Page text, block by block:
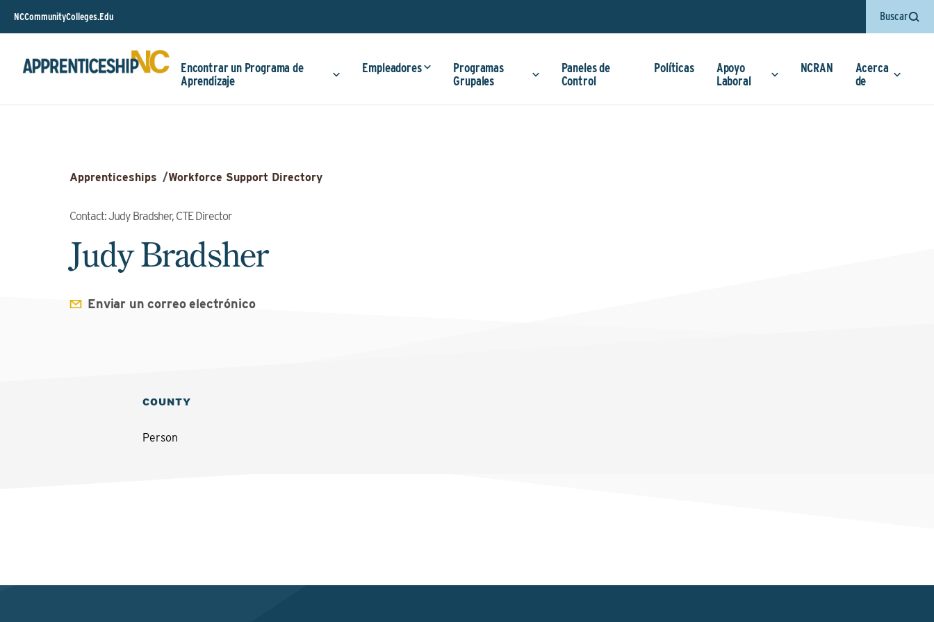
NCCommunityColleges.Edu Buscar
Encontrar un Programa de
Aprendizaje
Empleadores
Programas
Grupales
Paneles de
Control
Políticas
Apoyo
Laboral
NCRAN
Acerca
de
Apprenticeships /Workforce Support Directory
Contact: Judy Bradsher, CTE Director
Judy Bradsher
Enviar un correo electrónico
COUNTY
Person